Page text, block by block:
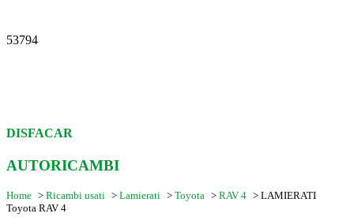
53794
DISFACAR
AUTORICAMBI
Home > Ricambi usati > Lamierati > Toyota > RAV 4 > LAMIERATI
Toyota RAV 4